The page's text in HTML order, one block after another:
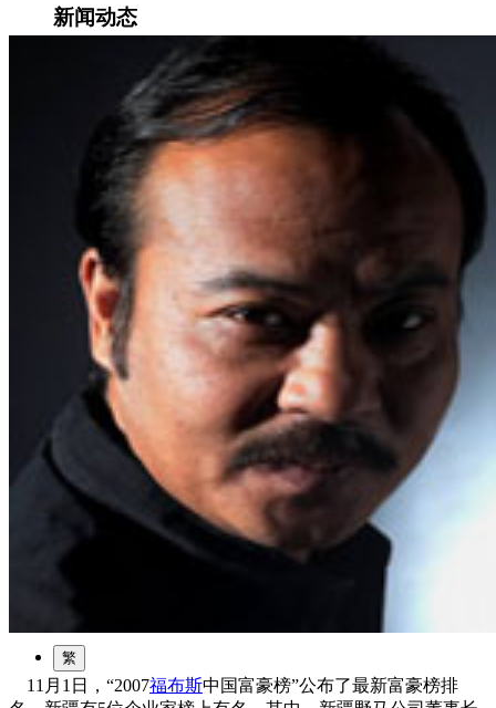
新闻动态
媒体报道
人才招聘
人才招聘
人才理念
人才招聘
社会招聘
校园招聘
视觉文化
视觉文化
汗血马助力新疆文旅
伊犁州霍城古城巡游
北屯市185团巡游
伊犁霍城县晃晃
村巡游
阿勒泰北屯市巡游 阿勒泰布尔津县巡游
察布查尔县巡游 伊犁昭苏巡游 赛里木湖巡游
陨石 胡杨 硅化木 客房 园区 汗血马基地
酒店大厅
繁
11月1日，“2007福布斯中国富豪榜”公布了最新富豪榜排